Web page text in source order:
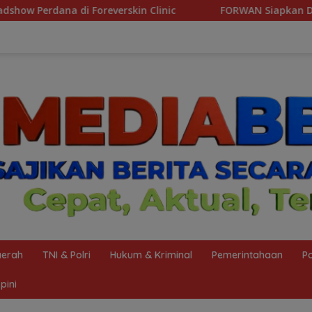
Clinic FORWAN Siapkan Diskusi Publik Dukung
TNI & Polri Hukum & Kriminal Pemerintahaan